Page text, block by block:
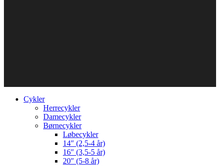
Cykler
Herrecykler
Damecykler
Børnecykler
Løbecykler
14″ (2,5-4 år)
16″ (3,5-5 år)
20″ (5-8 år)